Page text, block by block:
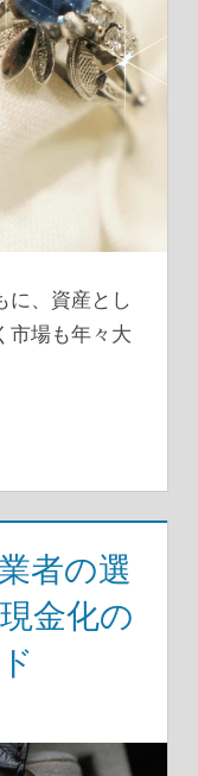
に、資産とし
市場も年々大
者の選
金化の